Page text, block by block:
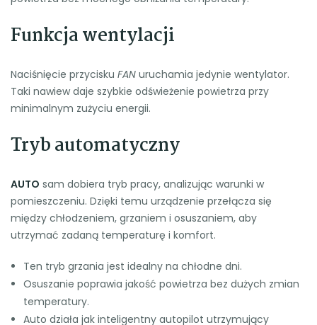
Funkcja wentylacji
Naciśnięcie przycisku FAN uruchamia jedynie wentylator.
Taki nawiew daje szybkie odświeżenie powietrza przy
minimalnym zużyciu energii.
Tryb automatyczny
AUTO sam dobiera tryb pracy, analizując warunki w
pomieszczeniu. Dzięki temu urządzenie przełącza się
między chłodzeniem, grzaniem i osuszaniem, aby
utrzymać zadaną temperaturę i komfort.
Ten tryb grzania jest idealny na chłodne dni.
Osuszanie poprawia jakość powietrza bez dużych zmian
temperatury.
Auto działa jak inteligentny autopilot utrzymujący